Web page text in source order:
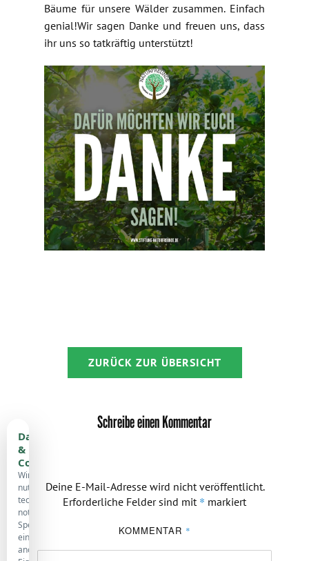
Bäume für unsere Wälder zusammen. Einfach
genial!Wir sagen Danke und freuen uns, dass
ihr uns so tatkräftig unterstützt!
ZURÜCK ZUR ÜBERSICHT
Schreibe einen Kommentar
Deine E-Mail-Adresse wird nicht veröffentlicht.
Erforderliche Felder sind mit * markiert
KOMMENTAR *
Datenschutz
&
Cookies
Wir
nutzen
technisch
notwendige
Speicherung,
eine
anonyme